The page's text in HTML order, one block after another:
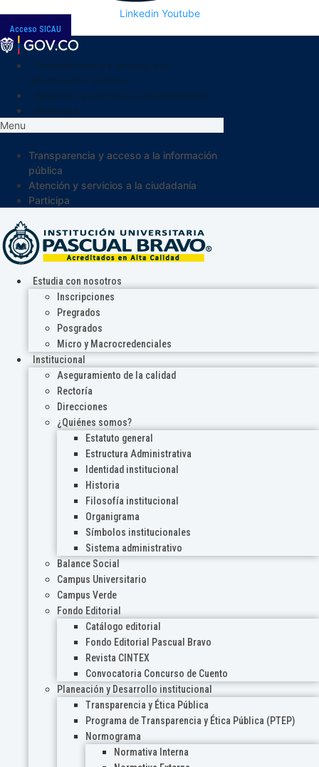
Linkedin Youtube
Acceso SICAU
Menu
Transparencia y acceso a la información
pública
Atención y servicios a la ciudadanía
Participa
Estudia con nosotros
Inscripciones
Pregrados
Posgrados
Micro y Macrocredenciales
Institucional
Aseguramiento de la calidad
Rectoría
Direcciones
¿Quiénes somos?
Estatuto general
Estructura Administrativa
Identidad institucional
Historia
Filosofía institucional
Organigrama
Símbolos institucionales
Sistema administrativo
Balance Social
Campus Universitario
Campus Verde
Fondo Editorial
Catálogo editorial
Fondo Editorial Pascual Bravo
Revista CINTEX
Convocatoria Concurso de Cuento
Planeación y Desarrollo institucional
Transparencia y Ética Pública
Programa de Transparencia y Ética Pública (PTEP)
Normograma
Normativa Interna